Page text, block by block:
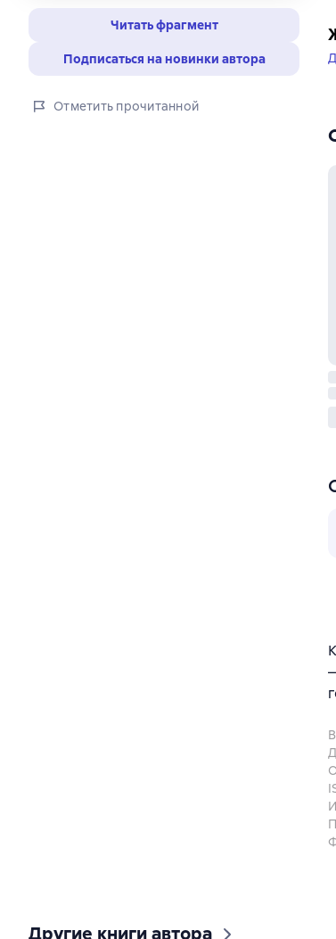
Читать фрагмент
Подписаться на новинки автора
Отметить прочитанной
Другие книги автора